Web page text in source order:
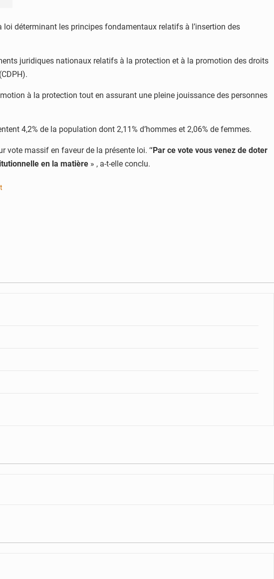
loi déterminant les principes fondamentaux relatifs à l’insertion des
juridiques nationaux relatifs à la protection et à la promotion des droits
à la protection tout en assurant une pleine jouissance des personnes
4,2% de la population dont 2,11% d’hommes et 2,06% de femmes.
vote massif en faveur de la présente loi. ‘‘Par ce vote vous venez de doter
en la matière » , a-t-elle conclu.